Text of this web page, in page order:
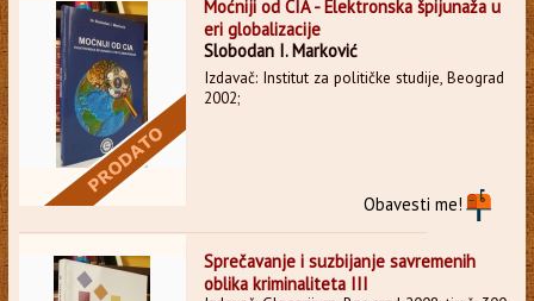
Moćniji od CIA - Elektronska špijunaža u
eri globalizacije
Slobodan I. Marković
Izdavač: Institut za političke studije, Beograd
2002;
Obavesti me!
Sprečavanje i suzbijanje savremenih
oblika kriminaliteta III